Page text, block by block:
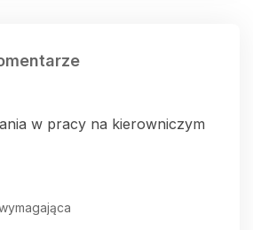
w pracy na kierowniczym